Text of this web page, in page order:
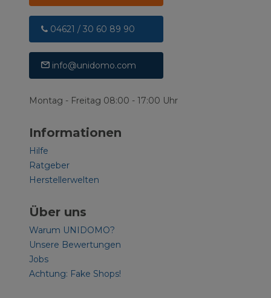
04621 / 30 60 89 90
info@unidomo.com
Montag - Freitag 08:00 - 17:00 Uhr
Informationen
Hilfe
Ratgeber
Herstellerwelten
Über uns
Warum UNIDOMO?
Unsere Bewertungen
Jobs
Achtung: Fake Shops!